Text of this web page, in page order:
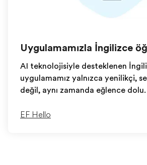
Uygulamamızla İngilizce
AI teknolojisiyle desteklenen
uygulamamız yalnızca yenilikçi,
değil, aynı zamanda eğlence dolu.
EF Hello